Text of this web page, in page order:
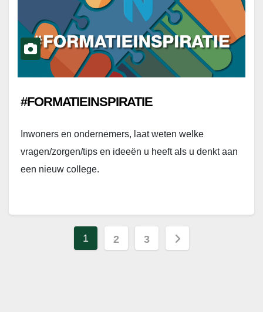
#FORMATIEINSPIRATIE
Inwoners en ondernemers, laat weten welke
vragen/zorgen/tips en ideeën u heeft als u denkt aan
een nieuw college.
Berichten
1 2 3